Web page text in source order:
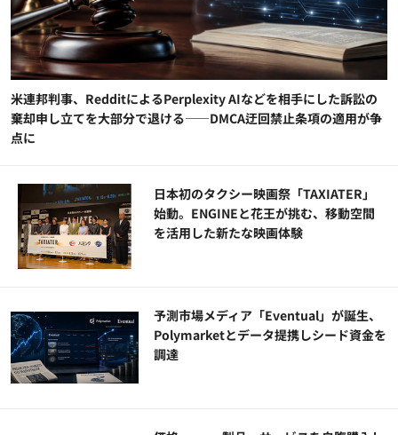
米連邦判事、RedditによるPerplexity AIなどを相手にした訴訟の
棄却申し立てを大部分で退ける——DMCA迂回禁止条項の適用が争
点に
日本初のタクシー映画祭「TAXIATER」
始動。ENGINEと花王が挑む、移動空間
を活用した新たな映画体験
予測市場メディア「Eventual」が誕生、
Polymarketとデータ提携しシード資金を
調達